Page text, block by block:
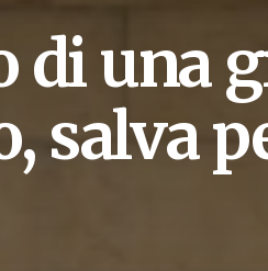
di una
salva